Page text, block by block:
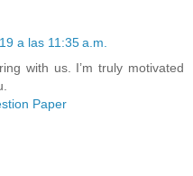
a las 11:35 a.m.
with us. I’m truly motivated
Paper